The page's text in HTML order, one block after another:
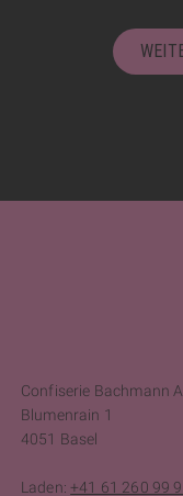
Confiserie Bachmann
Blumenrain 1
4051 Basel
Laden:+41 61 260 99